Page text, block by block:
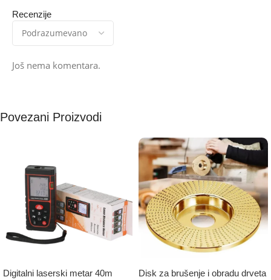
Recenzije
Još nema komentara.
Povezani Proizvodi
Digitalni laserski metar 40m Disk za brušenje i obradu drveta